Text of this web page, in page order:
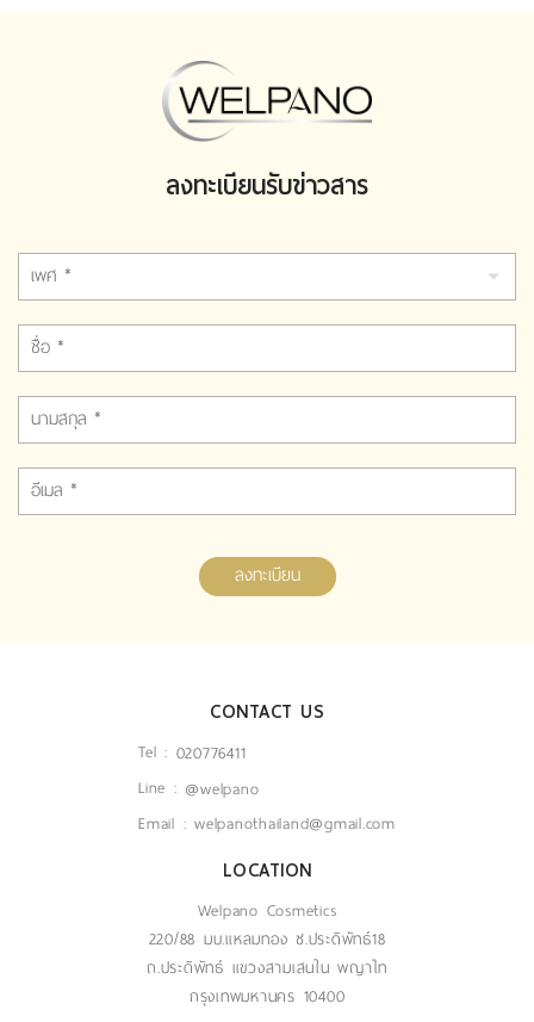
ลงทะเบียนรับข่าวสาร
ลงทะเบียน
CONTACT US
Tel : 020776411
Line : @welpano
Email :welpanothailand@gmail.com
LOCATION
Welpano Cosmetics
220/88 มบ.แหลมทอง ซ.ประดิพัทธ์18
ถ.ประดิพัทธ์ แขวงสามเสนใน พญาไท
กรุงเทพมหานคร 10400